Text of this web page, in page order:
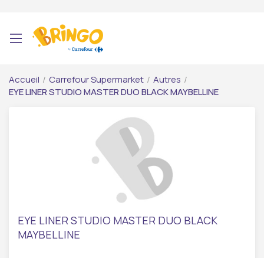
Accueil / Carrefour Supermarket / Autres /
EYE LINER STUDIO MASTER DUO BLACK MAYBELLINE
EYE LINER STUDIO MASTER DUO BLACK
MAYBELLINE